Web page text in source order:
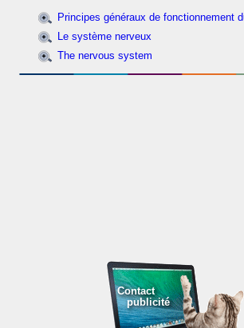
Principes généraux de fonctionnement
Le système nerveux
The nervous system
Contact
publicité